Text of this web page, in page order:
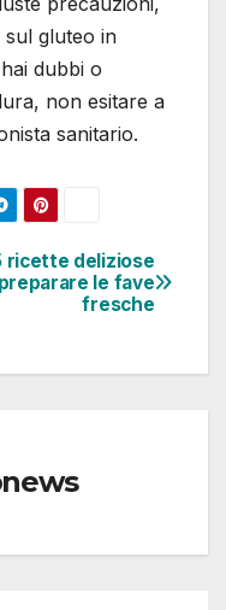
gluteo in
dubbi o
non esitare a
sanitario.
ricette deliziose
le fave
fresche